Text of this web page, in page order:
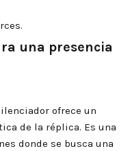
una presencia
ofrece un
de la réplica. Es una
donde se busca una